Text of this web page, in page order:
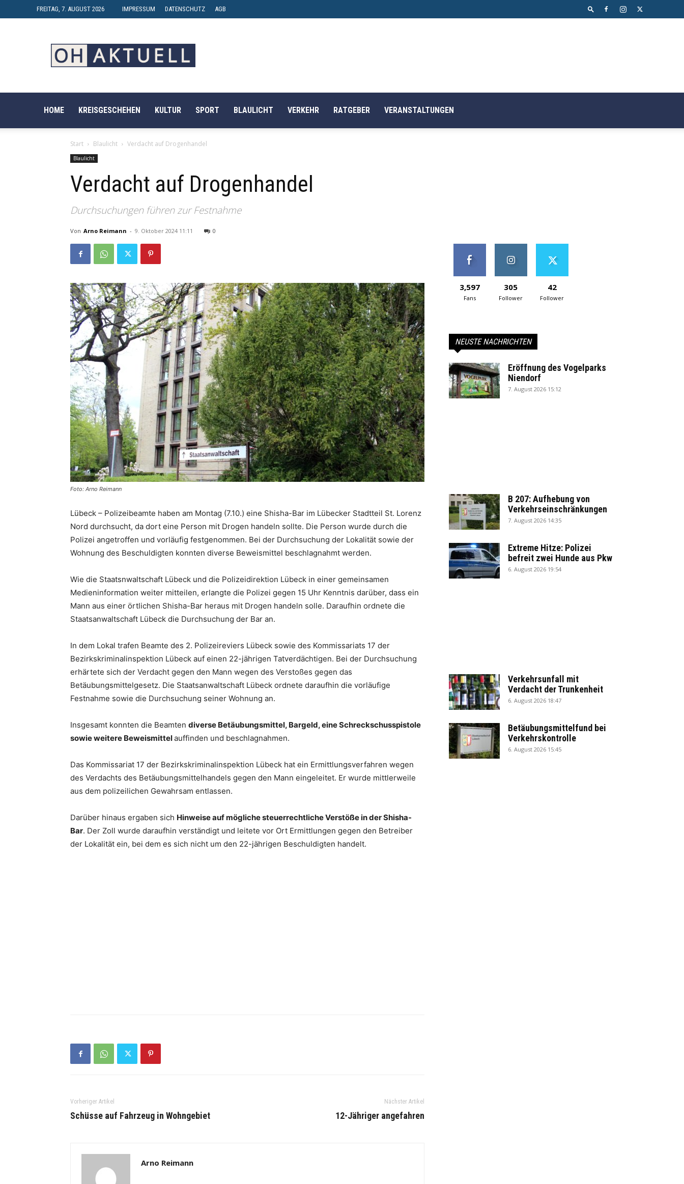
FREITAG, 7. AUGUST 2026 IMPRESSUM DATENSCHUTZ AGB
AKTUELL
HOME KREISGESCHEHEN KULTUR SPORT BLAULICHT VERKEHR RATGEBER VERANSTALTUNGEN
Start Blaulicht Verdacht auf Drogenhandel
Blaulicht
Verdacht auf Drogenhandel
Durchsuchungen führen zur Festnahme
Von Arno Reimann - 9. Oktober 2024 11:11 0
Foto: Arno Reimann
Lübeck – Polizeibeamte haben am Montag (7.10.) eine Shisha-Bar im Lübecker Stadtteil St. Lorenz
Nord durchsucht, da dort eine Person mit Drogen handeln sollte. Die Person wurde durch die
Polizei angetroffen und vorläufig festgenommen. Bei der Durchsuchung der Lokalität sowie der
Wohnung des Beschuldigten konnten diverse Beweismittel beschlagnahmt werden.
Wie die Staatsnwaltschaft Lübeck und die Polizeidirektion Lübeck in einer gemeinsamen
Medieninformation weiter mitteilen, erlangte die Polizei gegen 15 Uhr Kenntnis darüber, dass ein
Mann aus einer örtlichen Shisha-Bar heraus mit Drogen handeln solle. Daraufhin ordnete die
Staatsanwaltschaft Lübeck die Durchsuchung der Bar an.
In dem Lokal trafen Beamte des 2. Polizeireviers Lübeck sowie des Kommissariats 17 der
Bezirkskriminalinspektion Lübeck auf einen 22-jährigen Tatverdächtigen. Bei der Durchsuchung
erhärtete sich der Verdacht gegen den Mann wegen des Verstoßes gegen das
Betäubungsmittelgesetz. Die Staatsanwaltschaft Lübeck ordnete daraufhin die vorläufige
Festnahme sowie die Durchsuchung seiner Wohnung an.
Insgesamt konnten die Beamten diverse Betäubungsmittel, Bargeld, eine Schreckschusspistole
sowie weitere Beweismittelauffinden und beschlagnahmen.
Das Kommissariat 17 der Bezirkskriminalinspektion Lübeck hat ein Ermittlungsverfahren wegen
des Verdachts des Betäubungsmittelhandels gegen den Mann eingeleitet. Er wurde mittlerweile
aus dem polizeilichen Gewahrsam entlassen.
Darüber hinaus ergaben sich Hinweise auf mögliche steuerrechtliche Verstöße in der Shisha-
Bar. Der Zoll wurde daraufhin verständigt und leitete vor Ort Ermittlungen gegen den Betreiber
der Lokalität ein, bei dem es sich nicht um den 22-jährigen Beschuldigten handelt.
Vorheriger Artikel
Schüsse auf Fahrzeug in Wohngebiet
Nächster Artikel
12-Jähriger angefahren
Arno Reimann
3,597
Fans
305
Follower
42
Follower
NEUSTE NACHRICHTEN
Eröffnung des Vogelparks
Niendorf
7. August 2026 15:12
B 207: Aufhebung von
Verkehrseinschränkungen
7. August 2026 14:35
Extreme Hitze: Polizei
befreit zwei Hunde aus Pkw
6. August 2026 19:54
Verkehrsunfall mit
Verdacht der Trunkenheit
6. August 2026 18:47
Betäubungsmittelfund bei
Verkehrskontrolle
6. August 2026 15:45